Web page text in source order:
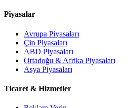
Piyasalar
Avrupa Piyasaları
Çin Piyasaları
ABD Piyasaları
Ortadoğu & Afrika Piyasaları
Asya Piyasaları
Ticaret & Hizmetler